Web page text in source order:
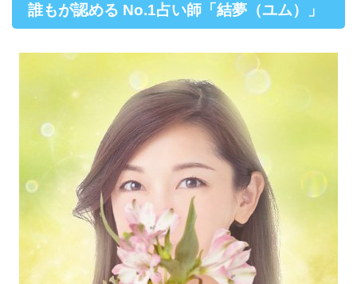
誰もが認める No.1占い師「結夢（ユム）」